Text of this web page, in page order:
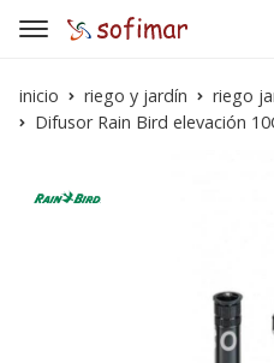
inicio riego y jardín
riego
Difusor Rain Bird elevación